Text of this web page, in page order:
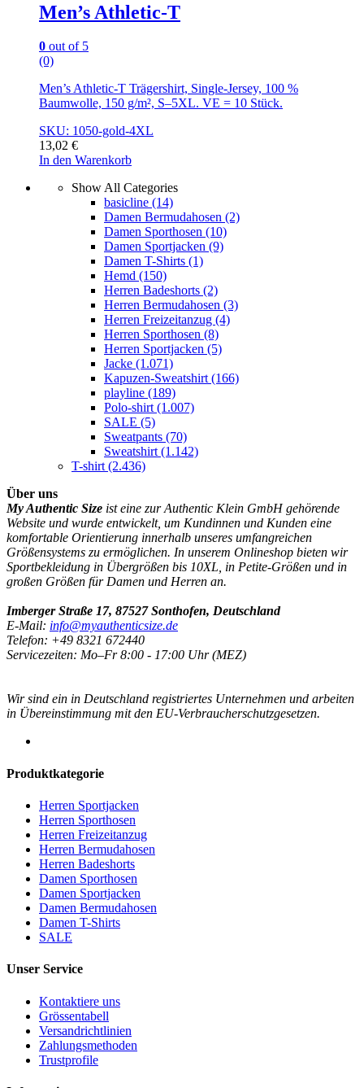
Men’s Athletic-T
0 out of 5
(0)
Men’s Athletic-T Trägershirt, Single-Jersey, 100 %
Baumwolle, 150 g/m², S–5XL. VE = 10 Stück.
SKU: 1050-gold-4XL
13,02 €
In den Warenkorb
Show All Categories
basicline (14)
Damen Bermudahosen (2)
Damen Sporthosen (10)
Damen Sportjacken (9)
Damen T-Shirts (1)
Hemd (150)
Herren Badeshorts (2)
Herren Bermudahosen (3)
Herren Freizeitanzug (4)
Herren Sporthosen (8)
Herren Sportjacken (5)
Jacke (1.071)
Kapuzen-Sweatshirt(166)
playline (189)
Polo-shirt(1.007)
SALE (5)
Sweatpants (70)
Sweatshirt(1.142)
T-shirt(2.436)
Über uns
My Authentic Size ist eine zur Authentic Klein GmbH gehörende
Website und wurde entwickelt, um Kundinnen und Kunden eine
komfortable Orientierung innerhalb unseres umfangreichen
Größensystems zu ermöglichen. In unserem Onlineshop bieten wir
Sportbekleidung in Übergrößen bis 10XL, in Petite-Größen und in
großen Größen für Damen und Herren an.
Imberger Straße 17, 87527 Sonthofen, Deutschland
E-Mail: info@myauthenticsize.de
Telefon: +49 8321 672440
Servicezeiten: Mo–Fr 8:00 - 17:00 Uhr (MEZ)
Wir sind ein in Deutschland registriertes Unternehmen und arbeiten
in Übereinstimmung mit den EU-Verbraucherschutzgesetzen.
Produktkategorie
Herren Sportjacken
Herren Sporthosen
Herren Freizeitanzug
Herren Bermudahosen
Herren Badeshorts
Damen Sporthosen
Damen Sportjacken
Damen Bermudahosen
Damen T-Shirts
SALE
Unser Service
Kontaktiere uns
Grössentabell
Versandrichtlinien
Zahlungsmethoden
Trustprofile